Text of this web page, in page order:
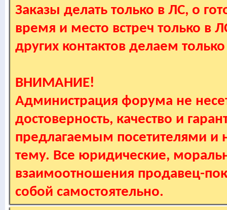
Заказы делать только в ЛС, о
время и место встреч только в
других контактов делаем
ВНИМАНИЕ!
Администрация форума не
достоверность, качество и
предлагаемым посетителями и
тему. Все юридические,
взаимоотношения продавец-
собой самостоятельно.